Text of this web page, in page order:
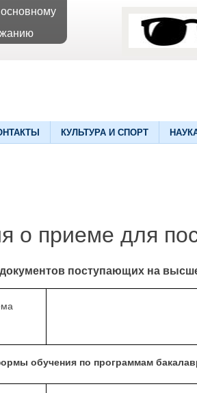
КУЛЬТУРА И СПОРТ
о приеме для
поступающих на
обучения по программам